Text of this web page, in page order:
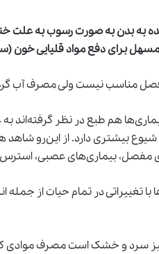
به بدن به صورت رسوب به
برای دفع مواد قلیایی خون
مناسب نیست ولی مصرف آب گرم
هم طبع در نظر گرفته‌اند به
بیشتری دارد. از این‌رو شاهد
مفصل، بیماری‌های عصبی،
با تغییراتی در تمام حیات از
سرد و خشک است مصرف